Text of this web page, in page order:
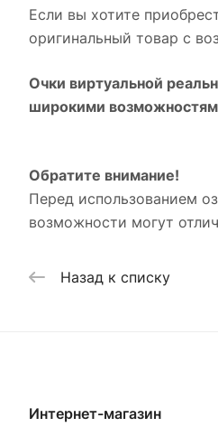
Если вы хотите
оригинальный товар с
Очки виртуальной
широкими
Обратите внимание!
Перед использованием
возможности могут
Назад к списку
Интернет-магазин